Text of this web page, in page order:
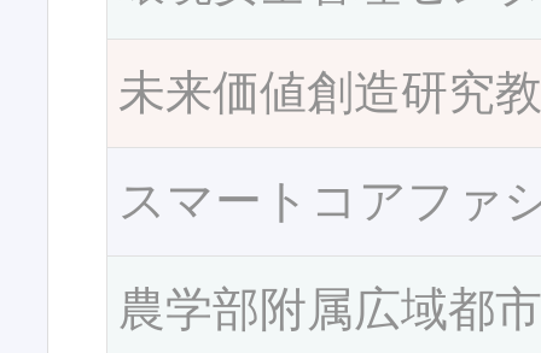
未来価値創造研究
スマートコアファ
農学部附属広域都